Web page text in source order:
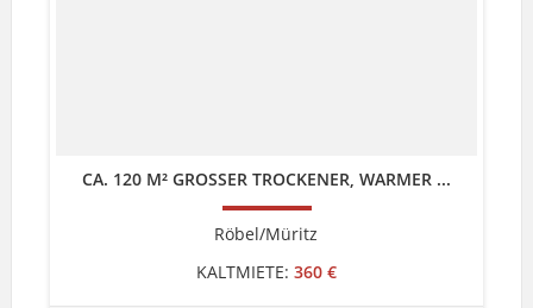
CA. 120 M² GROSSER TROCKENER, WARMER ...
Röbel/Müritz
KALTMIETE: 360 €